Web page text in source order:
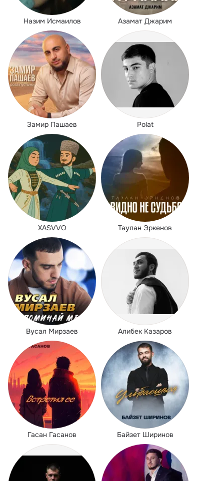
Назим Исмаилов Азамат Джарим
Замир Пашаев Polat
XASVVO Таулан Эркенов
Вусал Мирзаев Алибек Казаров
Гасан Гасанов Байзет Ширинов